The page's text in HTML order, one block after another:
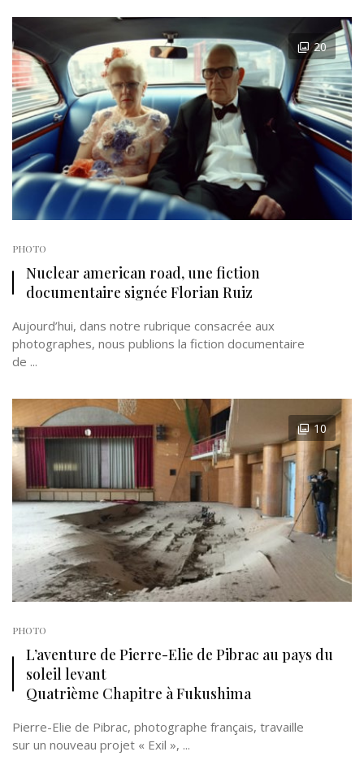
20
PHOTO
Nuclear american road, une fiction
documentaire signée Florian Ruiz
Aujourd’hui, dans notre rubrique consacrée aux
photographes, nous publions la fiction documentaire
de ...
10
PHOTO
L’aventure de Pierre-Elie de Pibrac au pays du
soleil levant
Quatrième Chapitre à Fukushima
Pierre-Elie de Pibrac, photographe français, travaille
sur un nouveau projet « Exil », ...